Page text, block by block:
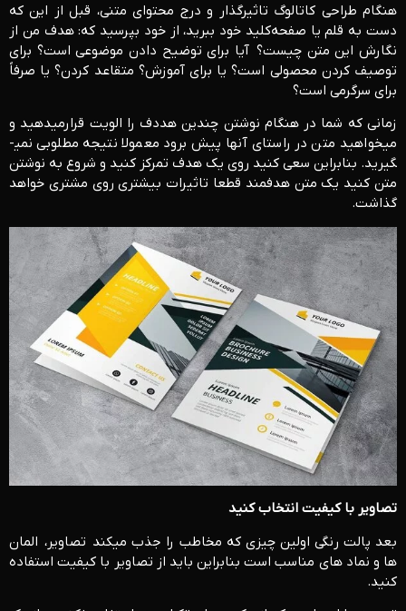
هنگام طراحی کاتالوگ تاثیرگذار و درج محتوای متنی، قبل از این که
دست به قلم یا صفحه‌کلید خود ببرید، از خود بپرسید که: هدف من از
نگارش این متن چیست؟ آیا برای توضیح دادن موضوعی است؟ برای
توصیف کردن محصولی است؟ یا برای آموزش؟ متقاعد کردن؟ یا صرفاً
برای سرگرمی است؟
زمانی که شما در هنگام نوشتن چندین هددف را الویت قرارمی­دهید و
می­خواهید متن در راستای آنها پیش برود معمولا نتیجه مطلوبی نمی­
گیرید. بنابراین سعی کنید روی یک هدف تمرکز کنید و شروع به نوشتن
متن کنید یک متن هدفمند قطعا تاثیرات بیشتری روی مشتری خواهد
گذاشت.
تصاویر با کیفیت انتخاب کنید
بعد پالت رنگی اولین چیزی که مخاطب را جذب می­کند تصاویر، المان
ها و نماد های مناسب است بنابراین باید از تصاویر با کیفیت استفاده
کنید.